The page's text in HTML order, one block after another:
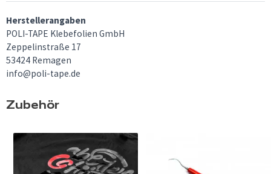
Herstellerangaben
POLI-TAPE Klebefolien GmbH
Zeppelinstraße 17
53424 Remagen
info@poli-tape.de
Zubehör